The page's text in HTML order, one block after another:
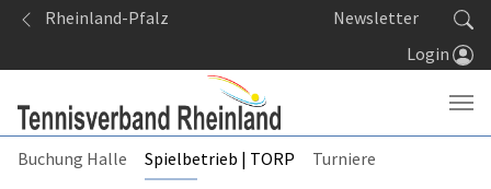
Springe zum Seiteninhalt
Rheinland-Pfalz
Newsletter
Login
Buchung Halle Spielbetrieb | TORP
Turniere